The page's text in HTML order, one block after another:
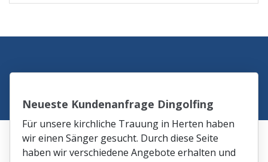
Neueste Kundenanfrage Dingolfing
Für unsere kirchliche Trauung in Herten haben
wir einen Sänger gesucht. Durch diese Seite
haben wir verschiedene Angebote erhalten und